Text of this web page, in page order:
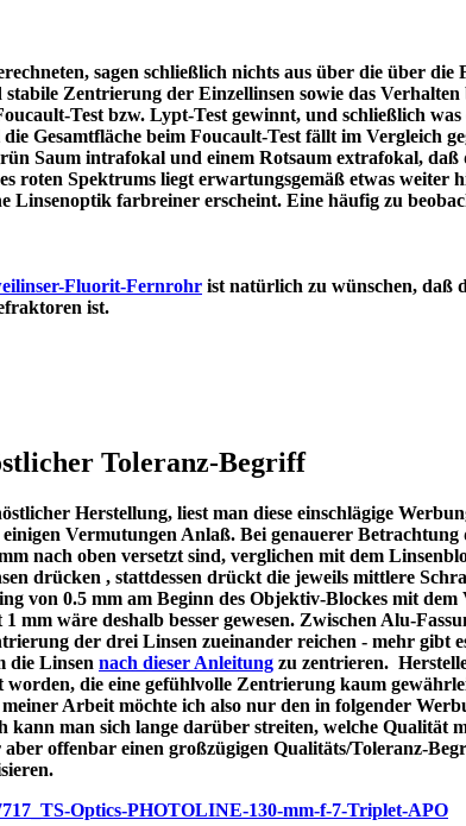
sagen schließlich nichts aus über die über die
Zentrierung der Einzellinsen sowie das
Test bzw. Lypt-Test gewinnt, und schließlich
Gesamtfläche beim Foucault-Test fällt im Vergleich
Saum intrafokal und einem Rotsaum extrafokal,
roten Spektrums liegt erwartungsgemäß etwas weiter
Linsenoptik farbreiner erscheint. Eine häufig zu
Fluorit-Fernrohr ist natürlich zu wünschen, daß
Refraktoren ist.
Toleranz-Begriff
Herstellung, liest man diese einschlägige
Vermutungen Anlaß. Bei genauerer Betrachtung
nach oben versetzt sind, verglichen mit dem
drücken , stattdessen drückt die jeweils mittlere
von 0.5 mm am Beginn des Objektiv-Blockes mit dem
mm wäre deshalb besser gewesen. Zwischen Alu-
der drei Linsen zueinander reichen - mehr gibt
die Linsen nach dieser Anleitung zu zentrieren.
die eine gefühlvolle Zentrierung kaum
Arbeit möchte ich also nur den in folgender
man sich lange darüber streiten, welche Qualität
offenbar einen großzügigen Qualitäts/Toleranz-
Optics-PHOTOLINE-130-mm-f-7-Triplet-APO